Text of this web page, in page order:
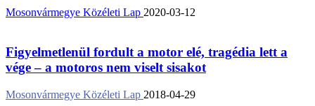
Mosonvármegye Közéleti Lap 2020-03-12
Figyelmetlenül fordult a motor elé, tragédia lett a
vége – a motoros nem viselt sisakot
Mosonvármegye Közéleti Lap 2018-04-29